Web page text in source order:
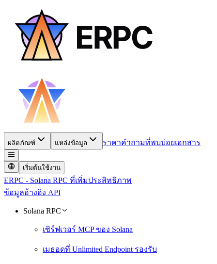
ผลิตภัณฑ์ แหล่งข้อมูล ราคาคำถามที่พบบ่อยเอกสาร
เริ่มต้นใช้งาน
ERPC - Solana RPC ที่เพิ่มประสิทธิภาพ
ข้อมูลอ้างอิง API
Solana RPC
เซิร์ฟเวอร์ MCP ของ Solana
เมธอดที่ Unlimited Endpoint รองรับ